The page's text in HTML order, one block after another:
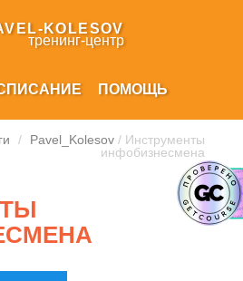
тренинг‑центр
ПОМОЩЬ
/ Pavel_Kolesov / Инструменты
инфобизнесмена